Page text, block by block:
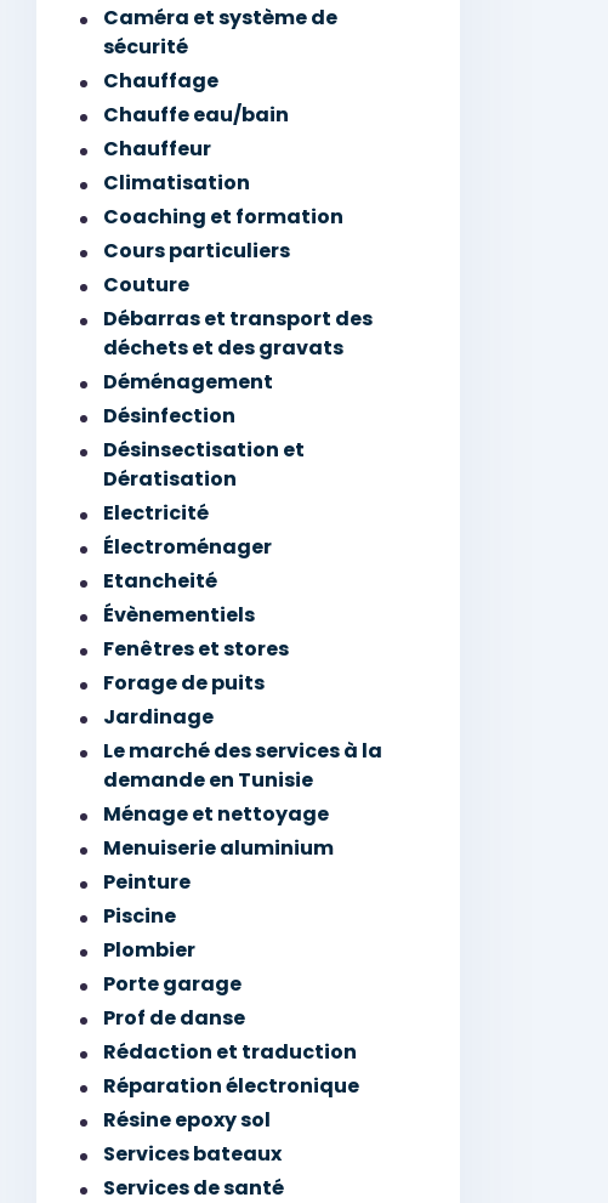
Caméra et système de
sécurité
Chauffage
Chauffe eau/bain
Chauffeur
Climatisation
Coaching et formation
Cours particuliers
Couture
Débarras et transport des
déchets et des gravats
Déménagement
Désinfection
Désinsectisation et
Dératisation
Electricité
Électroménager
Etancheité
Évènementiels
Fenêtres et stores
Forage de puits
Jardinage
Le marché des services à la
demande en Tunisie
Ménage et nettoyage
Menuiserie aluminium
Peinture
Piscine
Plombier
Porte garage
Prof de danse
Rédaction et traduction
Réparation électronique
Résine epoxy sol
Services bateaux
Services de santé